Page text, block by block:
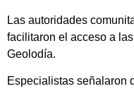
Las autoridades
facilitaron el acceso a
Geolodía.
Especialistas señalaron